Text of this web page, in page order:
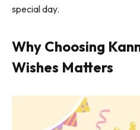
special day.
Why Choosing
Wishes Matters